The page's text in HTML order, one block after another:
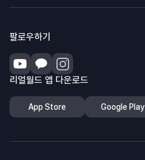
팔로우하기
리얼월드 앱 다운로드
App Store Google Play